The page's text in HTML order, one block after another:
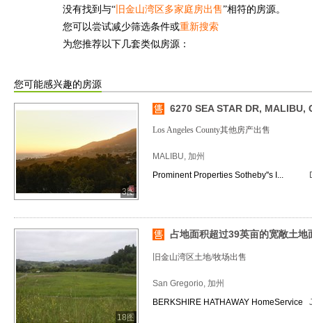
没有找到与“ 旧金山湾区多家庭房出售”相符的房源。
您可以尝试减少筛选条件或重新搜索
为您推荐以下几套类似房源：
您可能感兴趣的房源
3图
6270 SEA STAR DR, MALIBU,
Los Angeles County其他房产出售
MALIBU, 加州
Prominent Properties Sotheby''s I...
18图
占地面积超过39英亩的宽敞土地
旧金山湾区土地/牧场出售
San Gregorio, 加州
BERKSHIRE HATHAWAY HomeService